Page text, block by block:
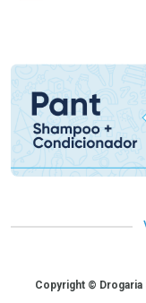
Promoção
CopyrightCopyright © Drogaria